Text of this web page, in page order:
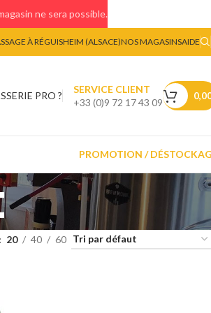
À RÉGUISHEIM (ALSACE)NOS MAGASINSAIDE
PRO ?
SERVICE CLIENT
+33 (0)9 72 17 43 09
PROMOTION /
20 40 60
ne sera possible.